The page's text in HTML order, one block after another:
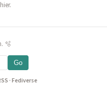
🫧
Go
·Fediverse